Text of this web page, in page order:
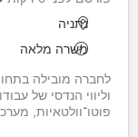
נתניה
משרה מלאה
לחברה מובילה
וליווי הנדסי של
פוטו־וולטאיות,